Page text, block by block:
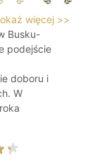
więcej >>
Busku-
podejście
doboru i
W